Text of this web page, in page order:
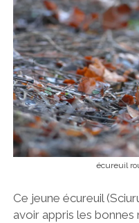
écureuil
Ce jeune écureuil
avoir appris les bonnes